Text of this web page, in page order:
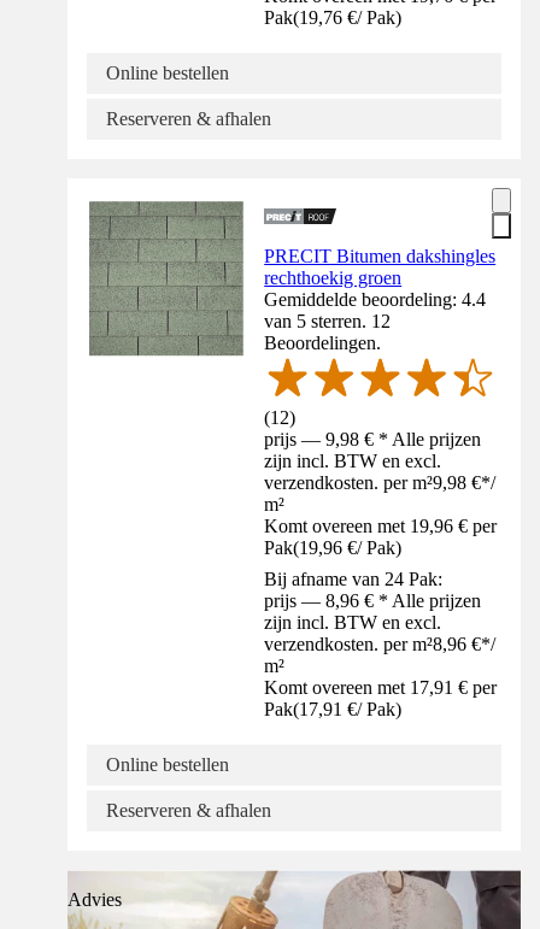
Pak(19,76 €/ Pak)
Online bestellen
Reserveren & afhalen
PRECIT Bitumen dakshingles
rechthoekig groen
Gemiddelde beoordeling: 4.4
van 5 sterren. 12
Beoordelingen.
(12)
prijs — 9,98 € * Alle prijzen
zijn incl. BTW en excl.
verzendkosten. per m²9,98 €*/
m²
Komt overeen met 19,96 € per
Pak(19,96 €/ Pak)
Bij afname van 24 Pak:
prijs — 8,96 € * Alle prijzen
zijn incl. BTW en excl.
verzendkosten. per m²8,96 €*/
m²
Komt overeen met 17,91 € per
Pak(17,91 €/ Pak)
Online bestellen
Reserveren & afhalen
Advies